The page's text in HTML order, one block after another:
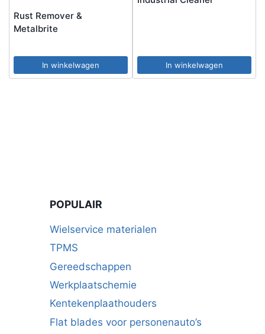
Rust Remover &
Metalbrite
In winkelwagen In winkelwagen
POPULAIR
Wielservice materialen
TPMS
Gereedschappen
Werkplaatschemie
Kentekenplaathouders
Flat blades voor personenauto’s